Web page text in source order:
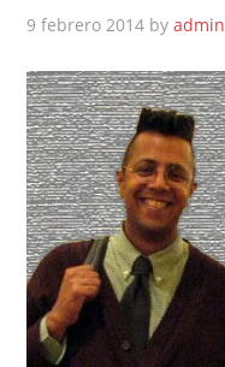
9 febrero 2014 byadmin